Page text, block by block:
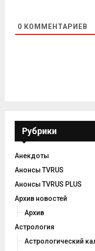
0 КОММЕНТАРИЕВ
Рубрики
Анекдоты
Анонсы TVRUS
Анонсы TVRUS PLUS
Архив новостей
Архив
Астрология
Астрологический